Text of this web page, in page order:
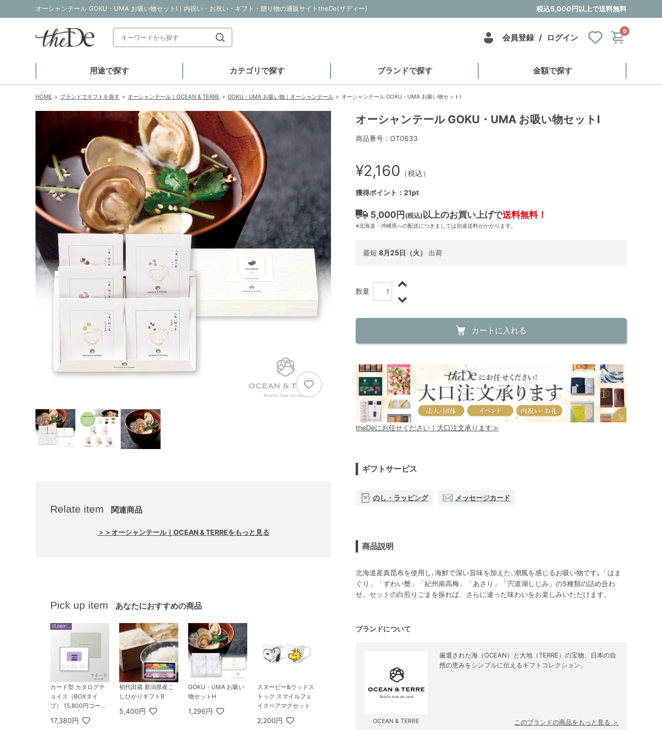
オーシャンテール GOKU・UMA お吸い物セットI｜内祝い・お祝い・ギフト・贈り物の通販サイトtheDe(ザディー) 税込5,000円以上で送料無料
会員登録 / ログイン
0
用途で探す カテゴリで探す ブランドで探す 金額で探す
HOME ブランドでギフトを探す オーシャンテール｜OCEAN & TERRE GOKU・UMA お吸い物｜オーシャンテール オーシャンテール GOKU・UMA お吸い物セットI
Relate item 関連商品
＞＞オーシャンテール｜OCEAN & TERREをもっと見る
Pick up item あなたにおすすめの商品
カード型 カタログチ
ョイス（BOXタイ
プ） 15,800円コース
17,380円
初代田蔵 新潟県産こ
しひかりギフトB
5,400円
GOKU・UMA お吸い
物セットH
1,296円
スヌーピー&ウッドス
トック スマイルフェ
イスペアマグセット
2,200円
オーシャンテール GOKU・UMA お吸い物セットI
商品番号：OT0633
¥2,160 （税込）
獲得ポイント：21pt
5,000円 (税込) 以上のお買い上げで送料無料！
※北海道・沖縄県への配送につきましては別途送料がかかります。
最短 8月25日（火） 出荷
数量
カートに入れる
theDeにお任せください！大口注文承ります≫
ギフトサービス
のし・ラッピング メッセージカード
商品説明
北海道産真昆布を使用し､海鮮で深い旨味を加えた､潮風を感じるお吸い物です｡「はま
ぐり」「ずわい蟹」「紀州南高梅」「あさり」「宍道湖しじみ」の5種類の詰め合わ
せ。セットの白煎りごまを振れば、さらに違った味わいをお楽しみいただけます。
ブランドについて
OCEAN & TERRE
厳選された海（OCEAN）と大地（TERRE）の宝物、日本の自
然の恵みをシンプルに伝えるギフトコレクション。
このブランドの商品をもっと見る ＞